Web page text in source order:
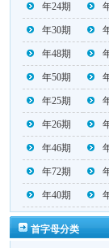
年24期
年30期
年48期
年50期
年25期
年26期
年46期
年72期
年40期
首字母分类